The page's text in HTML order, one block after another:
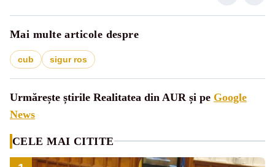
Mai multe articole despre
cub sigur ros
Urmărește știrile Realitatea din AUR și pe Google
News
CELE MAI CITITE